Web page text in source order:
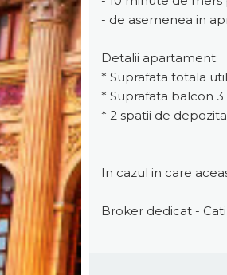
- de asemenea in
Detalii apartament:
* Suprafata totala
* Suprafata balcon
* 2 spatii de
In cazul in care
Broker dedicat -